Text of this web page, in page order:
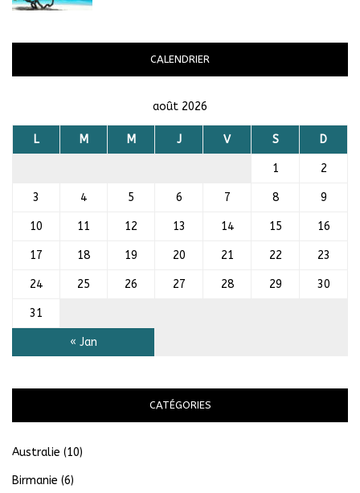
CALENDRIER
août 2026
L M M J V S D
« Jan
1 2
3 4 5 6 7 8 9
10 11 12 13 14 15 16
17 18 19 20 21 22 23
24 25 26 27 28 29 30
31
CATÉGORIES
Australie (10)
Birmanie (6)